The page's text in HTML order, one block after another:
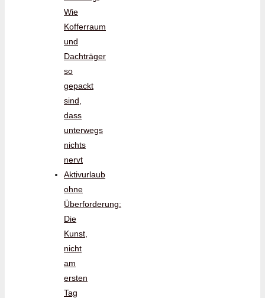
Wie
Kofferraum
und
Dachträger
so
gepackt
sind,
dass
unterwegs
nichts
nervt
Aktivurlaub
ohne
Überforderung:
Die
Kunst,
nicht
am
ersten
Tag